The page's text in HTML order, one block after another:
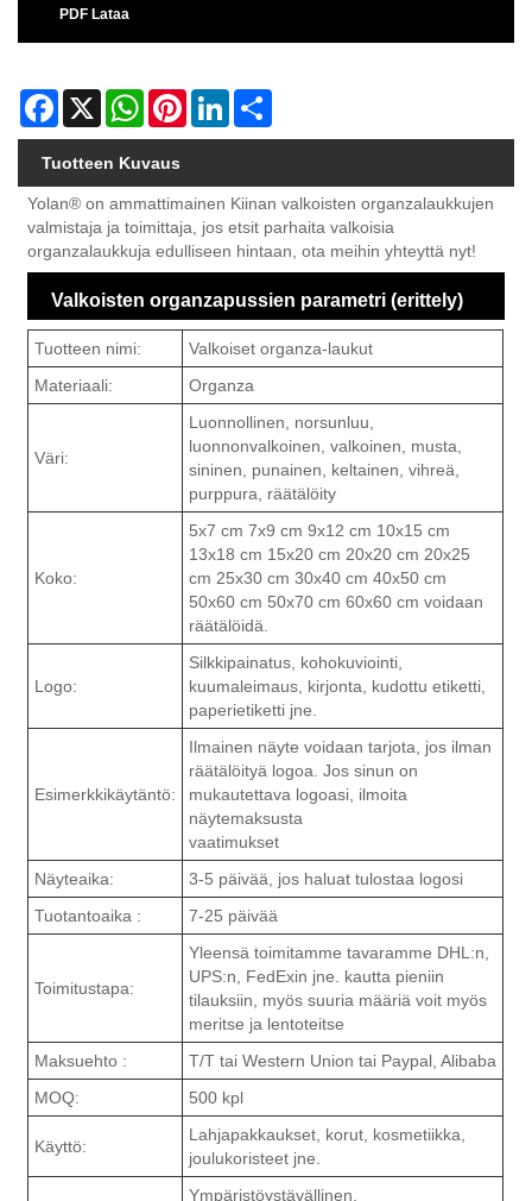
PDF Lataa
Facebook
X WhatsAppPinterestLinkedIn
Tuotteen Kuvaus
Yolan® on ammattimainen Kiinan valkoisten organzalaukkujen
valmistaja ja toimittaja, jos etsit parhaita valkoisia
organzalaukkuja edulliseen hintaan, ota meihin yhteyttä nyt!
Valkoisten organzapussien parametri (erittely)
Tuotteen nimi:
Valkoiset organza-laukut
Materiaali:
Organza
Väri:
Luonnollinen, norsunluu,
luonnonvalkoinen, valkoinen, musta,
sininen, punainen, keltainen, vihreä,
purppura, räätälöity
Koko:
5x7 cm 7x9 cm 9x12 cm 10x15 cm
13x18 cm 15x20 cm 20x20 cm 20x25
cm 25x30 cm 30x40 cm 40x50 cm
50x60 cm 50x70 cm 60x60 cm voidaan
räätälöidä.
Logo:
Silkkipainatus, kohokuviointi,
kuumaleimaus, kirjonta, kudottu etiketti,
paperietiketti jne.
Esimerkkikäytäntö:
Ilmainen näyte voidaan tarjota, jos ilman
räätälöityä logoa. Jos sinun on
mukautettava logoasi, ilmoita
näytemaksusta
vaatimukset
Näyteaika:
3-5 päivää, jos haluat tulostaa logosi
Tuotantoaika :
7-25 päivää
Toimitustapa:
Yleensä toimitamme tavaramme DHL:n,
UPS:n, FedExin jne. kautta pieniin
tilauksiin, myös suuria määriä voit myös
meritse ja lentoteitse
Maksuehto :
T/T tai Western Union tai Paypal, Alibaba
MOQ:
500 kpl
Käyttö:
Lahjapakkaukset, korut, kosmetiikka,
joulukoristeet jne.
Ympäristöystävällinen,